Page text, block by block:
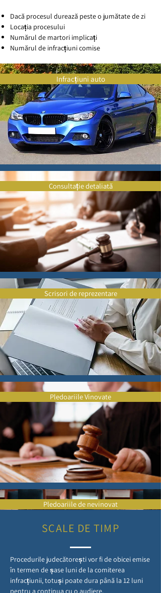
Dacă procesul durează peste o jumătate de zi
Locația procesului
Numărul de martori implicați
Numărul de infracțiuni comise
Infracțiuni auto
Consultație detaliată
Scrisori de reprezentare
Pledoariile Vinovate
Pledoariile de nevinovat
SCALE DE TIMP
Procedurile judecătorești vor fi de obicei emise
în termen de șase luni de la comiterea
infracțiunii, totuși poate dura până la 12 luni
pentru a continua cu o audiere.